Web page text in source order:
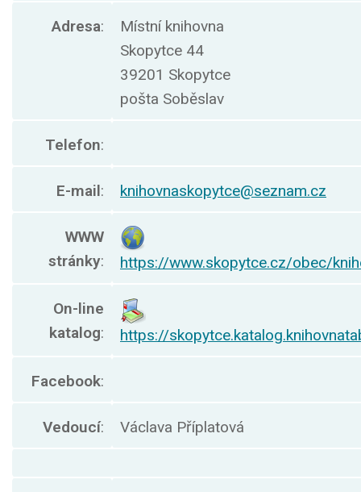
Adresa:
Místní knihovna
Skopytce 44
39201 Skopytce
pošta Soběslav
Telefon:
E-mail: knihovnaskopytce@seznam.cz
WWW
stránky: https://www.skopytce.cz/obec/
On-line
katalog: https://
Facebook:
Vedoucí: Václava Příplatová